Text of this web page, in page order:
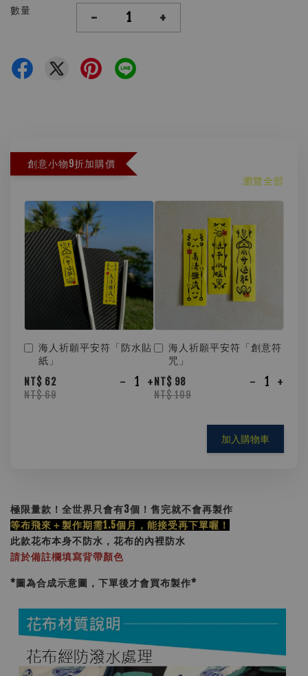
數量 - +
創意小物9折加購價
瀏覽全部
海人祈願平安符「防水貼
紙」
NT$ 62
NT$ 69
- +
海人祈願平安符「創意符
咒」
NT$ 98
NT$ 109
- +
加入購物車
極限量款！全世界只會有3個！售完就不會再製作
等布飛來＋製作期需1.5個月，能接受再下單喔！
此款花布本身不防水，花布的內裡防水
請於備註欄填寫背帶顏色
*圖為合成示意圖，下單後才會買布製作*